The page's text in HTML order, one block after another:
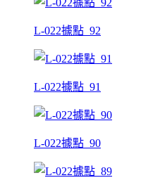
L-022據點_92
L-022據點_91
L-022據點_90